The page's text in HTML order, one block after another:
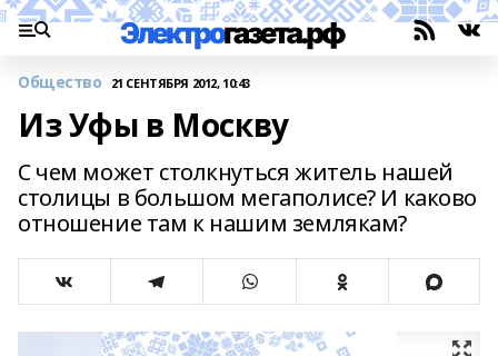
Общество 21 СЕНТЯБРЯ 2012, 10:43
Из Уфы в Москву
С чем может столкнуться житель нашей
столицы в большом мегаполисе? И каково
отношение там к нашим землякам?